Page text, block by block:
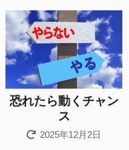
恐れたら動くチャン
ス
2025年12月2日